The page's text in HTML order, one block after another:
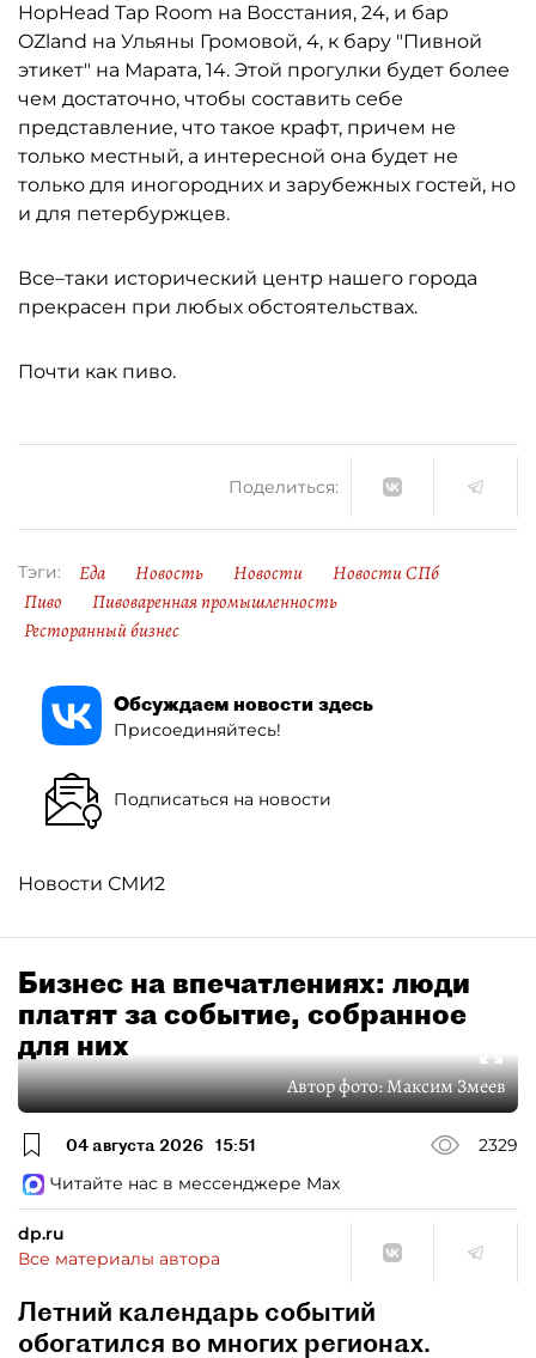
HopHead Tap Room на Восстания, 24, и бар
OZland на Ульяны Громовой, 4, к бару "Пивной
этикет" на Марата, 14. Этой прогулки будет более
чем достаточно, чтобы составить себе
представление, что такое крафт, причем не
только местный, а интересной она будет не
только для иногородних и зарубежных гостей, но
и для петербуржцев.
Все–таки исторический центр нашего города
прекрасен при любых обстоятельствах.
Почти как пиво.
Поделиться:
Тэги: Еда Новость Новости
Новости СПб
Пиво
Пивоваренная промышленность
Ресторанный бизнес
Обсуждаем новости здесь
Присоединяйтесь!
Подписаться на новости
Новости СМИ2
Бизнес на впечатлениях: люди
платят за событие, собранное
для них
Автор фото:Максим Змеев
04 августа 2026 15:51
2329
Читайте нас в мессенджере Max
dp.ru
Все материалы автора
Летний календарь событий
обогатился во многих регионах.